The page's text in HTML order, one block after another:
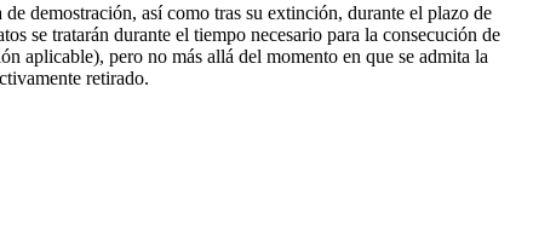
demostración, así como tras su extinción, durante el plazo de
se tratarán durante el tiempo necesario para la consecución de
aplicable), pero no más allá del momento en que se admita la
retirado.